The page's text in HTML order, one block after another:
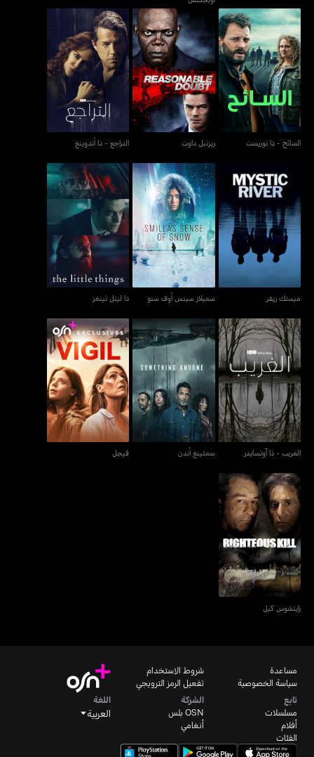
السائح - ذا توريست
السائح - ذا توريست
ريزنبل داوت
ريزنبل داوت
التراجع - ذا أندوينغ
التراجع - ذا أندوينغ
ميستك ريفر
ميستك ريفر
سميلاز سينس أوف سنو
سميلاز سينس أوف سنو
ذا ليتل ثينغز
ذا ليتل ثينغز
الغريب - ذا آوتسايدر
الغريب - ذا آوتسايدر
سمثينغ أندن
سمثينغ أندن
فيجل
فيجل
رايتشوس كيل
رايتشوس كيل
مساعدة
سياسة الخصوصية
شروط الاستخدام
تفعيل الرمز الترويجي
تابع
مسلسلات
أفلام
الفئات
الشركة
OSN بلس
أنغامي
اللغة
العربية